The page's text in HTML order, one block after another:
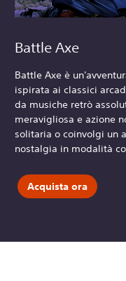
Battle Axe
Battle Axe è
ispirata ai classici
da musiche retrò
meravigliosa e azione
solitaria o coinvolgi un
nostalgia in modalità
Acquista ora